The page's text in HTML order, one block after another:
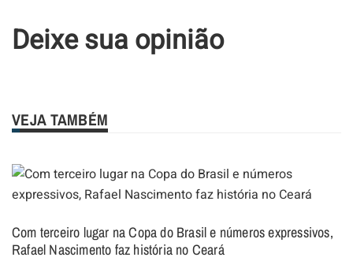
Deixe sua opinião
VEJA TAMBÉM
Com terceiro lugar na Copa do Brasil e números expressivos,
Rafael Nascimento faz história no Ceará